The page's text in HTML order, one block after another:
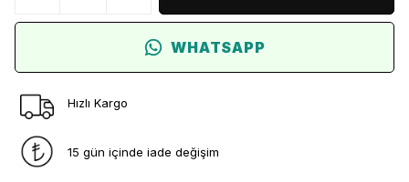
WHATSAPP
Hızlı Kargo
15 gün içinde iade değişim